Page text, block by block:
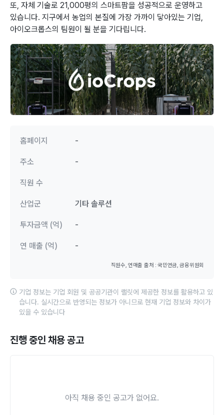
또, 자체 기술로 21,000평의 스마트팜을 성공적으로 운영하고
있습니다. 지구에서 농업의 본질에 가장 가까이 닿아있는 기업,
아이오크롭스의 팀원이 될 분을 기다립니다.
홈페이지 -
주소 -
직원 수
산업군 기타 솔루션
투자금액 (억) -
연 매출 (억) -
직원수, 연매출 출처 : 국민연금, 금융위원회
기업 정보는 기업 회원 및 공공기관이 랠릿에 제공한 정보를 활용하고 있
습니다. 실시간으로 반영되는 정보가 아니므로 현재 기업 정보와 차이가
있을 수 있습니다
진행 중인 채용 공고
아직 채용 중인 공고가 없어요.